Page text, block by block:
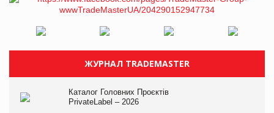
ЖУРНАЛ TRADEMASTER
Каталог Головних Проєктів
PrivateLabel – 2026